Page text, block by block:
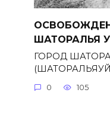
ШАТОРАЛЬЯ
ГОРОД
0 105